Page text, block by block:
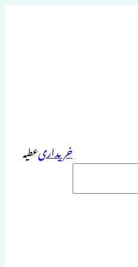
خریداریعطیہ